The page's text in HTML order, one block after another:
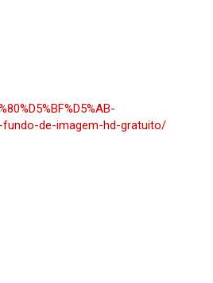
fundo-de-imagem-hd-gratuito/